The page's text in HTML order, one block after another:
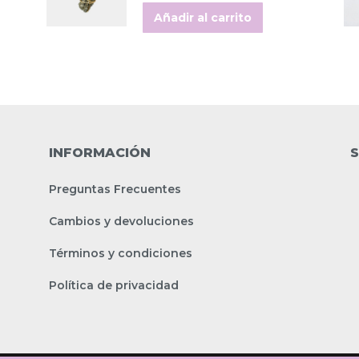
original
era:
$39.000.
actual
es:
$31.200.
Añadir al carrito
INFORMACIÓN
Preguntas Frecuentes
Cambios y devoluciones
Términos y condiciones
Política de privacidad